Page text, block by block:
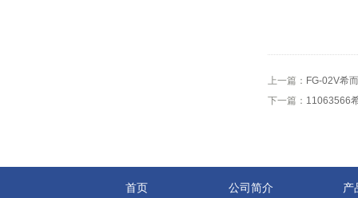
上一篇： FG-02V希
下一篇： 11063566
首页 公司简介 产